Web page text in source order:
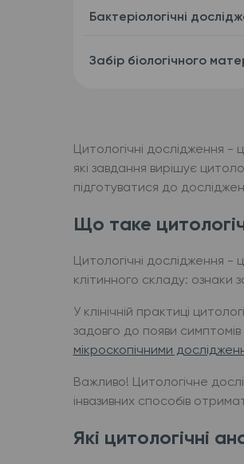
Бактеріологічні
Забір біологічного
Цитологічні дослідження -
які завдання вирішує
підготуватися до
Що таке
Цитологічні дослідження -
клітинного складу: ознаки
У клінічній практиці
задовго до появи симптомів
мікроскопічними
Важливо! Цитологічне
інвазивних способів
Які цитологічні